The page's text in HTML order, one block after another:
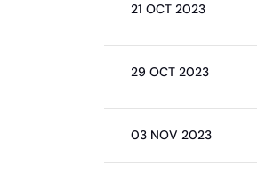
21 OCT 2023
29 OCT 2023
03 NOV 2023